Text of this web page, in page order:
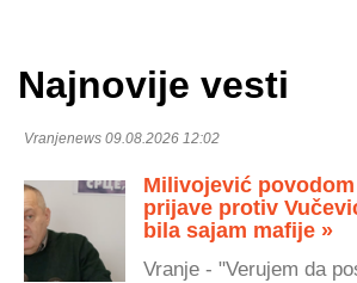
Najnovije vesti
Vranjenews 09.08.2026 12:02
Milivojević
prijave protiv
bila sajam mafije »
Vranje - "Verujem da